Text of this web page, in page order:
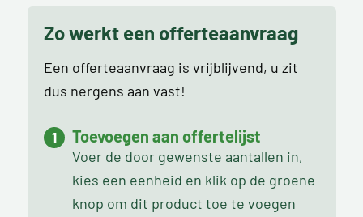
Zo werkt een offerteaanvraag
Een offerteaanvraag is vrijblijvend, u zit
dus nergens aan vast!
Toevoegen aan offertelijst
Voer de door gewenste aantallen in,
kies een eenheid en klik op de groene
knop om dit product toe te voegen